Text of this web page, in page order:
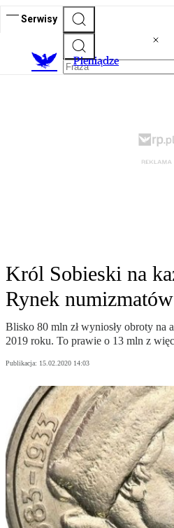
Serwisy
Pieniądze
Król Sobieski na
Rynek
Blisko 80 mln zł wyniosły obroty na
2019 roku. To prawie o 13 mln z
Publikacja: 15.02.2020 14:03